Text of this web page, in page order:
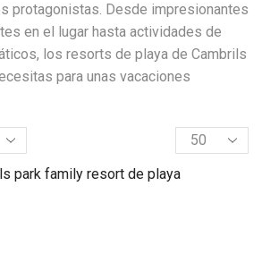
protagonistas. Desde impresionantes
en el lugar hasta actividades de
los resorts de playa de Cambrils
para unas vacaciones